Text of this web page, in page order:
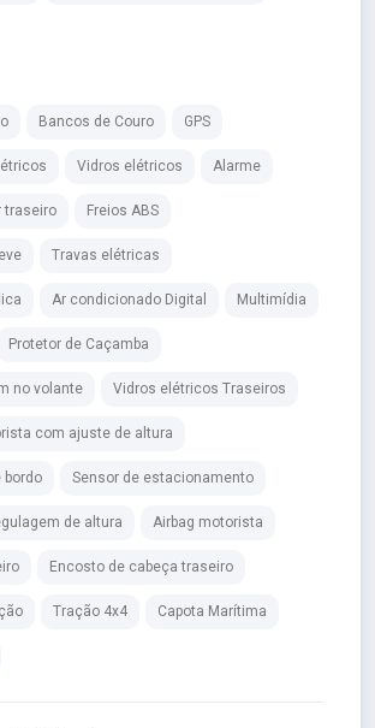
Bancos de Couro GPS
Vidros elétricos Alarme
traseiro Freios ABS
Travas elétricas
Ar condicionado Digital Multimídia
Protetor de Caçamba
no volante Vidros elétricos Traseiros
com ajuste de altura
bordo Sensor de estacionamento
de altura Airbag motorista
Encosto de cabeça traseiro
Tração 4x4 Capota Marítima